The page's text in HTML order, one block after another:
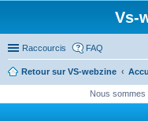
Vs-
Raccourcis FAQ
Retour sur VS-webzine
Nous sommes